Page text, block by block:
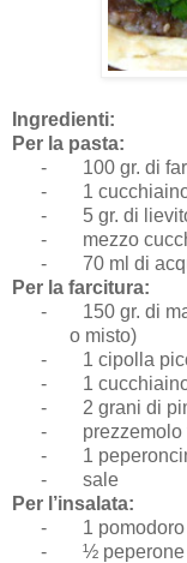
Ingredienti:
Per la pasta:
-
100 gr. di
-
1
-
5 gr. di
-
mezzo
-
70 ml di
Per la farcitura:
-
150 gr. di
o misto)
-
1 cipolla
-
1
-
2 grani di
-
prezzemolo
-
1
-
sale
Per l’insalata:
-
1
-
½ peperone